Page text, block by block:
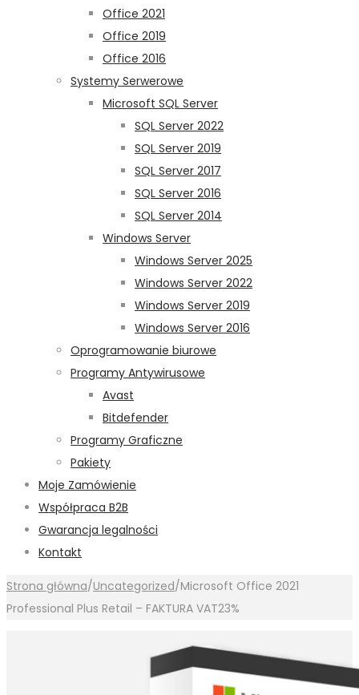
Office 2021
Office 2019
Office 2016
Systemy Serwerowe
Microsoft SQL Server
SQL Server 2022
SQL Server 2019
SQL Server 2017
SQL Server 2016
SQL Server 2014
Windows Server
Windows Server 2025
Windows Server 2022
Windows Server 2019
Windows Server 2016
Oprogramowanie biurowe
Programy Antywirusowe
Avast
Bitdefender
Programy Graficzne
Pakiety
Moje Zamówienie
Współpraca B2B
Gwarancja legalności
Kontakt
Strona główna/Uncategorized/Microsoft Office 2021
Professional Plus Retail – FAKTURA VAT23%